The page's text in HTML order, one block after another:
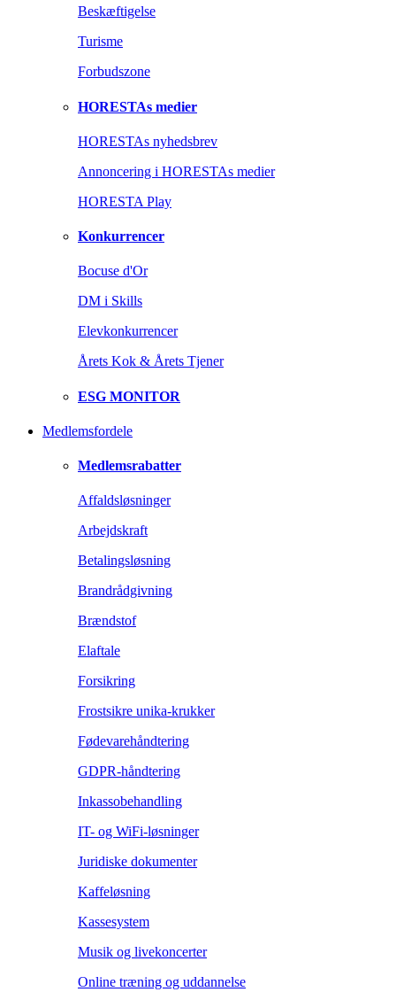
Beskæftigelse
Turisme
Forbudszone
HORESTAs medier
HORESTAs nyhedsbrev
Annoncering i HORESTAs medier
HORESTA Play
Konkurrencer
Bocuse d'Or
DM i Skills
Elevkonkurrencer
Årets Kok & Årets Tjener
ESG MONITOR
Medlemsfordele
Medlemsrabatter
Affaldsløsninger
Arbejdskraft
Betalingsløsning
Brandrådgivning
Brændstof
Elaftale
Forsikring
Frostsikre unika-krukker
Fødevarehåndtering
GDPR-håndtering
Inkassobehandling
IT- og WiFi-løsninger
Juridiske dokumenter
Kaffeløsning
Kassesystem
Musik og livekoncerter
Online træning og uddannelse